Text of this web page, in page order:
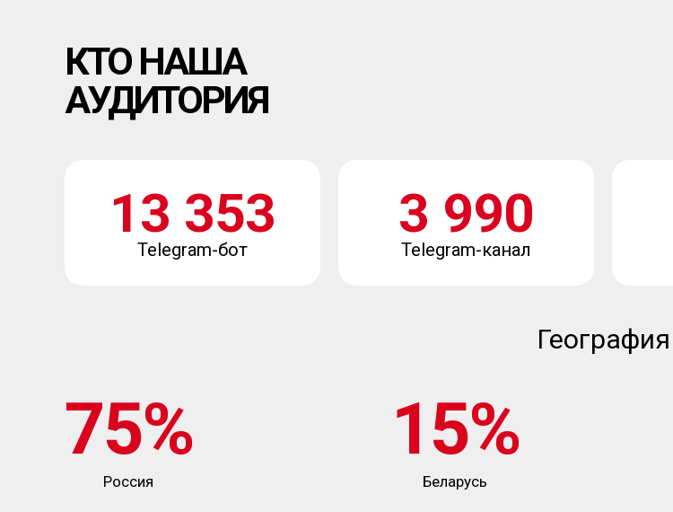
КТО НАША
АУДИТОРИЯ
13 353
Telegram-бот
3 990
Telegram-канал
75%
Россия
15%
Беларусь
География